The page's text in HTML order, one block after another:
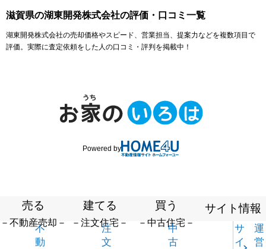
滋賀県の湖東開発株式会社の評価・口コミ一覧
湖東開発株式会社の売却価格やスピード、営業担当、提案力などを複数項目で
評価。実際に査定依頼をした人の口コミ・評判を掲載中！
Powered by
売る
－不動産売却－
不
動
建てる
－注文住宅－
注
文
買う
－中古住宅－
中
古
サイト情報
サ
イ
運
営